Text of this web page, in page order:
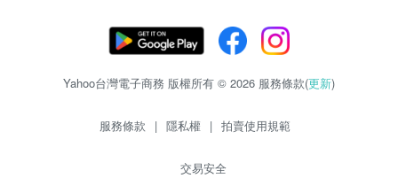
Yahoo台灣電子商務 版權所有 © 2026 服務條款(更新)
服務條款 | 隱私權 | 拍賣使用規範
交易安全